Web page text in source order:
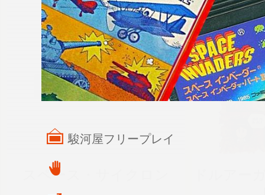
スペース・サイクロン
駿河屋フリープレイ